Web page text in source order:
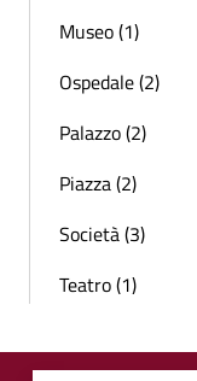
Museo (1)
Ospedale (2)
Palazzo (2)
Piazza (2)
Società (3)
Teatro (1)